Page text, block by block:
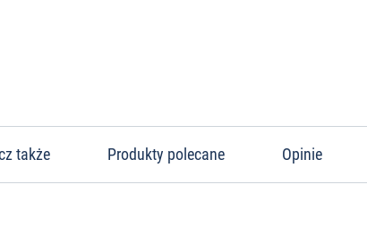
także Produkty polecane Opinie